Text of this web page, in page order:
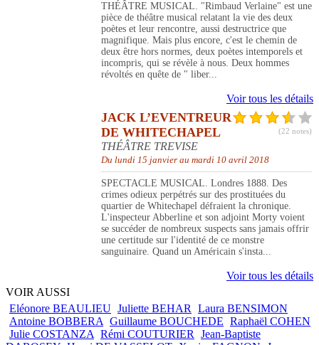
THÉÂTRE MUSICAL. "Rimbaud Verlaine" est une
pièce de théâtre musical relatant la vie des deux
poètes et leur rencontre, aussi destructrice que
magnifique. Mais plus encore, c'est le chemin de
deux être hors normes, deux poètes intemporels et
incompris, qui se révèle à nous. Deux hommes
révoltés en quête de " liber...
Voir tous les détails
(22 notes)
JACK L’EVENTREUR
DE WHITECHAPEL
THÉÂTRE TREVISE
Du lundi 15 janvier au mardi 10 avril 2018
SPECTACLE MUSICAL. Londres 1888. Des
crimes odieux perpétrés sur des prostituées du
quartier de Whitechapel défraient la chronique.
L'inspecteur Abberline et son adjoint Morty voient
se succéder de nombreux suspects sans jamais offrir
une certitude sur l'identité de ce monstre
sanguinaire. Quand un Américain s'insta...
Voir tous les détails
VOIR AUSSI
Eléonore BEAULIEU Juliette BEHAR
Laura BENSIMON
Antoine BOBBERA Guillaume BOUCHEDE Raphaël COHEN
Julie COSTANZA Rémi COUTURIER
Jean-Baptiste